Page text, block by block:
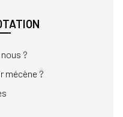
?
mécène ?